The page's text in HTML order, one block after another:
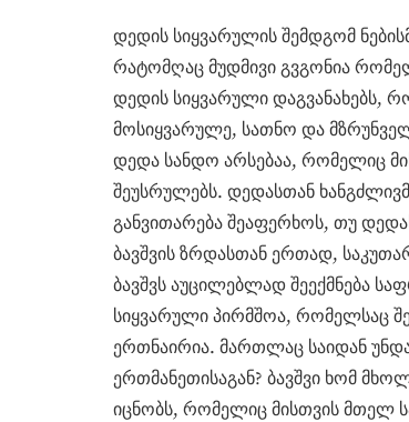
დედის სიყვარულის შემდგომ
რატომღაც მუდმივი გვგონია
დედის სიყვარული დაგვანახებს,
მოსიყვარულე, სათნო და
დედა სანდო არსებაა, რომელიც
შეუსრულებს. დედასთან
განვითარება შეაფერხოს, თუ
ბავშვის ზრდასთან ერთად,
ბავშვს აუცილებლად შეექმნება
სიყვარული პირმშოა, რომელსაც
ერთნაირია. მართლაც საიდან
ერთმანეთისაგან? ბავშვი ხომ
იცნობს, რომელიც მისთვის მთელ